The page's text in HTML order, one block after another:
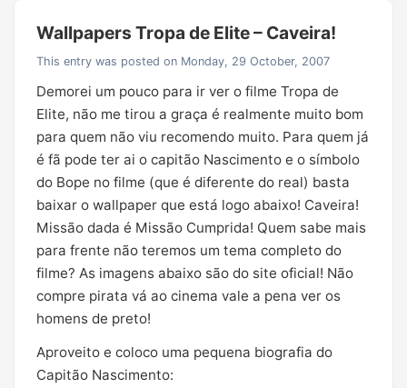
Wallpapers Tropa de Elite – Caveira!
This entry was posted on Monday, 29 October, 2007
Demorei um pouco para ir ver o filme Tropa de
Elite, não me tirou a graça é realmente muito bom
para quem não viu recomendo muito. Para quem já
é fã pode ter ai o capitão Nascimento e o símbolo
do Bope no filme (que é diferente do real) basta
baixar o wallpaper que está logo abaixo! Caveira!
Missão dada é Missão Cumprida! Quem sabe mais
para frente não teremos um tema completo do
filme? As imagens abaixo são do site oficial! Não
compre pirata vá ao cinema vale a pena ver os
homens de preto!
Aproveito e coloco uma pequena biografia do
Capitão Nascimento: